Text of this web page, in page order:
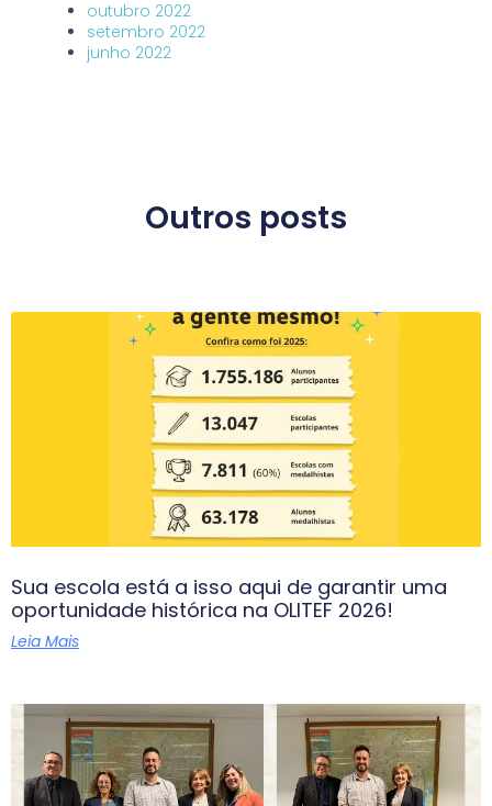
outubro 2022
setembro 2022
junho 2022
Outros posts
Sua escola está a isso aqui de garantir uma
oportunidade histórica na OLITEF 2026!
Leia Mais